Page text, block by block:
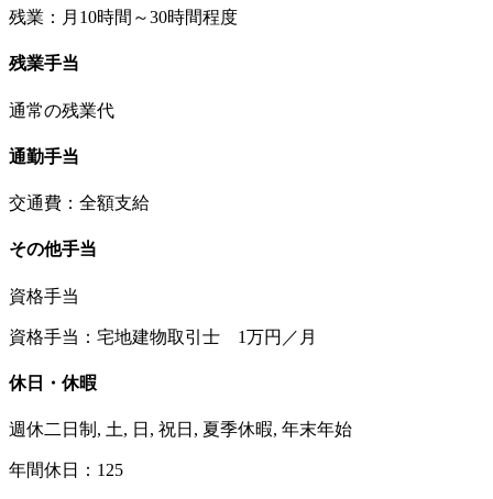
残業：月10時間～30時間程度
残業手当
通常の残業代
通勤手当
交通費：全額支給
その他手当
資格手当
資格手当：宅地建物取引士 1万円／月
休日・休暇
週休二日制, 土, 日, 祝日, 夏季休暇, 年末年始
年間休日：125